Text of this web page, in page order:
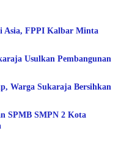
Asia, FPPI Kalbar Minta
Usulkan Pembangunan
Warga Sukaraja Bersihkan
SPMB SMPN 2 Kota